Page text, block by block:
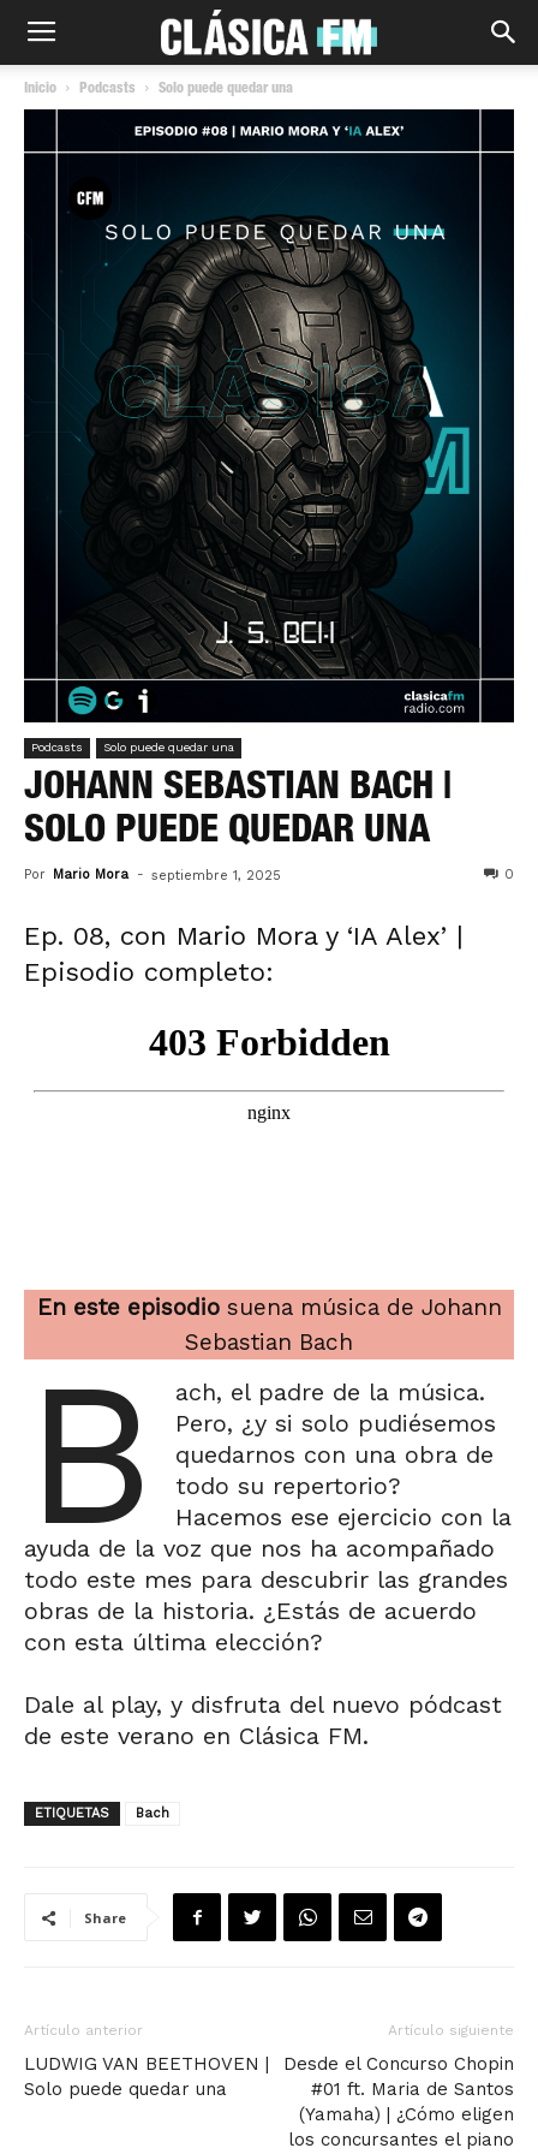
Inicio Podcasts Solo puede quedar una
Podcasts Solo puede quedar una
JOHANN SEBASTIAN BACH |
SOLO PUEDE QUEDAR UNA
Por Mario Mora - septiembre 1, 2025 0
Ep. 08, con Mario Mora y ‘IA Alex’ |
Episodio completo:
En este episodio suena música de Johann
Sebastian Bach
B
ach, el padre de la música.
Pero, ¿y si solo pudiésemos
quedarnos con una obra de
todo su repertorio?
Hacemos ese ejercicio con la
ayuda de la voz que nos ha acompañado
todo este mes para descubrir las grandes
obras de la historia. ¿Estás de acuerdo
con esta última elección?
Dale al play, y disfruta del nuevo pódcast
de este verano en Clásica FM.
ETIQUETAS Bach
Share
Artículo anterior
LUDWIG VAN BEETHOVEN |
Solo puede quedar una
Artículo siguiente
Desde el Concurso Chopin
#01 ft. Maria de Santos
(Yamaha) | ¿Cómo eligen
los concursantes el piano